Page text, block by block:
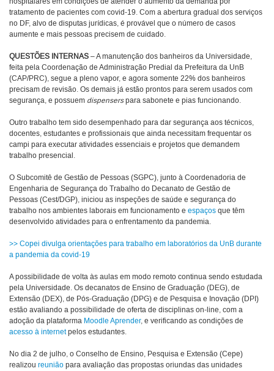
tratamento de pacientes com covid-19. Com a abertura gradual dos serviços
no DF, alvo de disputas jurídicas, é provável que o número de casos
aumente e mais pessoas precisem de cuidado.
QUESTÕES INTERNAS – A manutenção dos banheiros da Universidade,
feita pela Coordenação de Administração Predial da Prefeitura da UnB
(CAP/PRC), segue a pleno vapor, e agora somente 22% dos banheiros
precisam de revisão. Os demais já estão prontos para serem usados com
segurança, e possuem dispenserspara sabonete e pias funcionando.
Outro trabalho tem sido desempenhado para dar segurança aos técnicos,
docentes, estudantes e profissionais que ainda necessitam frequentar os
campi para executar atividades essenciais e projetos que demandem
trabalho presencial.
O Subcomitê de Gestão de Pessoas (SGPC), junto à Coordenadoria de
Engenharia de Segurança do Trabalho do Decanato de Gestão de
Pessoas (Cest/DGP), iniciou as inspeções de saúde e segurança do
trabalho nos ambientes laborais em funcionamento e espaços que têm
desenvolvido atividades para o enfrentamento da pandemia.
>> Copei divulga orientações para trabalho em laboratórios da UnB durante
a pandemia da covid-19
A possibilidade de volta às aulas em modo remoto continua sendo estudada
pela Universidade. Os decanatos de Ensino de Graduação (DEG), de
Extensão (DEX), de Pós-Graduação (DPG) e de Pesquisa e Inovação (DPI)
estão avaliando a possibilidade de oferta de disciplinas on-line, com a
adoção da plataforma Moodle Aprender, e verificando as condições de
acesso à internetpelos estudantes.
No dia 2 de julho, o Conselho de Ensino, Pesquisa e Extensão (Cepe)
realizou reunião para avaliação das propostas oriundas das unidades